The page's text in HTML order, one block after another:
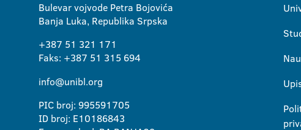
Bulevar vojvode Petra Bojovića
Banja Luka, Republika Srpska
+387 51 321 171
Faks: +387 51 315 694
info@unibl.org
PIC broj: 995591705
ID broj: E10186843